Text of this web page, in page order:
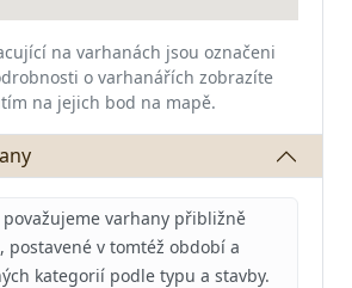
na varhanách jsou označeni
o varhanářích zobrazíte
na jejich bod na mapě.
varhany přibližně
postavené v tomtéž období a
kategorií podle typu a stavby.